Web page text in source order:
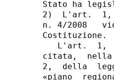
Stato ha
2)  L'art.  1,
n. 4/2008
Costituzione.
L'art.  1,
citata,  nella
2,  della
«piano